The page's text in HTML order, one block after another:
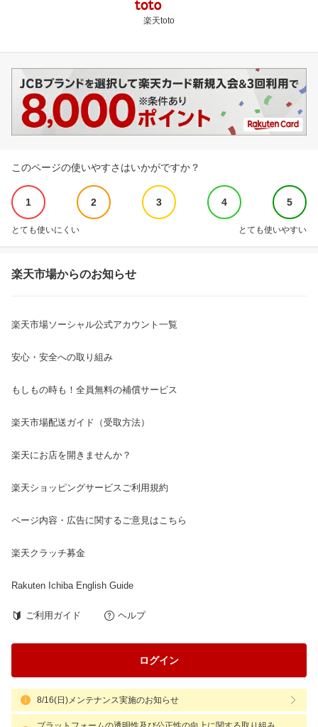
楽天toto
このページの使いやすさはいかがですか？
1 2 3 4 5
とても使いにくい とても使いやすい
楽天市場からのお知らせ
楽天市場ソーシャル公式アカウント一覧
安心・安全への取り組み
もしもの時も！全員無料の補償サービス
楽天市場配送ガイド（受取方法）
楽天にお店を開きませんか？
楽天ショッピングサービスご利用規約
ページ内容・広告に関するご意見はこちら
楽天クラッチ募金
Rakuten Ichiba English Guide
ご利用ガイド ヘルプ
ログイン
8/16(日)メンテナンス実施のお知らせ